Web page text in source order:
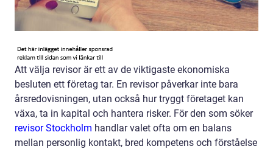
Att välja revisor är ett av de viktigaste ekonomiska
besluten ett företag tar. En revisor påverkar inte bara
årsredovisningen, utan också hur tryggt företaget kan
växa, ta in kapital och hantera risker. För den som söker
revisor Stockholm handlar valet ofta om en balans
mellan personlig kontakt, bred kompetens och förståelse